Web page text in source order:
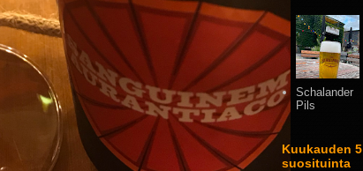
Schalander
Pils
Kuukauden 5
suosituinta